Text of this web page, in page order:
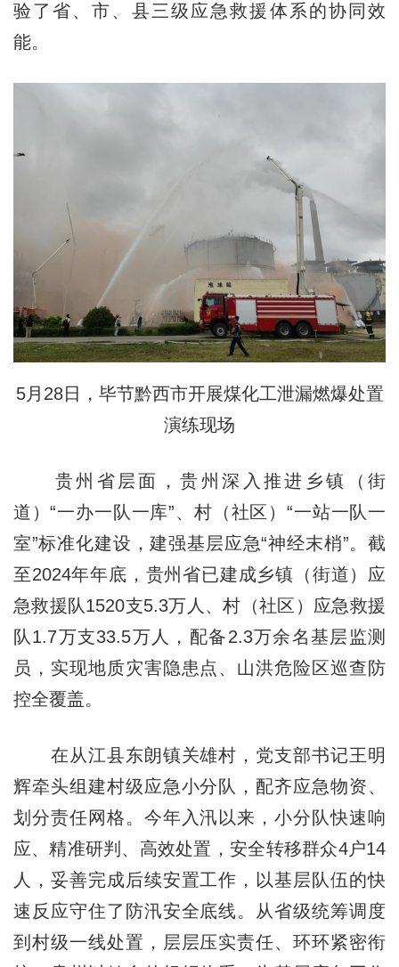
验了省、市、县三级应急救援体系的协同效
能。
5月28日，毕节黔西市开展煤化工泄漏燃爆处置
演练现场
贵州省层面，贵州深入推进乡镇（街
道）“一办一队一库”、村（社区）“一站一队一
室”标准化建设，建强基层应急“神经末梢”。截
至2024年年底，贵州省已建成乡镇（街道）应
急救援队1520支5.3万人、村（社区）应急救援
队1.7万支33.5万人，配备2.3万余名基层监测
员，实现地质灾害隐患点、山洪危险区巡查防
控全覆盖。
在从江县东朗镇关雄村，党支部书记王明
辉牵头组建村级应急小分队，配齐应急物资、
划分责任网格。今年入汛以来，小分队快速响
应、精准研判、高效处置，安全转移群众4户14
人，妥善完成后续安置工作，以基层队伍的快
速反应守住了防汛安全底线。从省级统筹调度
到村级一线处置，层层压实责任、环环紧密衔